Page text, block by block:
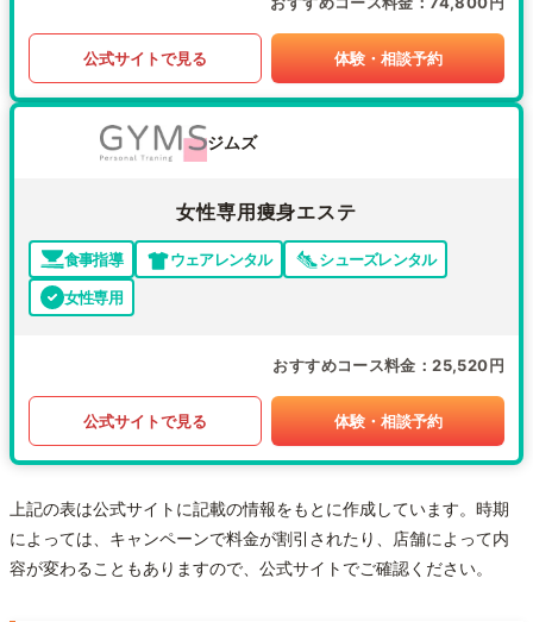
公式サイトで見る 体験・相談予約
ジムズ
女性専用痩身エステ
食事指導 ウェアレンタル
シューズレンタル
女性専用
おすすめコース料金 25,520円
公式サイトで見る 体験・相談予約
上記の表は公式サイトに記載の情報をもとに作成しています。時期
によっては、キャンペーンで料金が割引されたり、店舗によって内
容が変わることもありますので、公式サイトでご確認ください。